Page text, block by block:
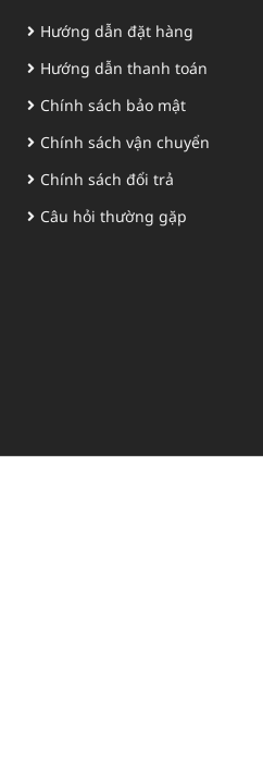
Hướng dẫn đặt hàng
Hướng dẫn thanh toán
Chính sách bảo mật
Chính sách vận chuyển
Chính sách đổi trả
Câu hỏi thường gặp